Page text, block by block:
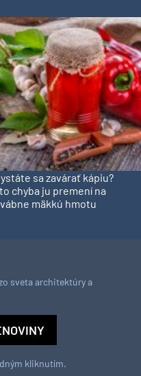
sa zavárať kápiu?
chyba ju premení na
mäkkú hmotu
sveta architektúry a
kliknutím.